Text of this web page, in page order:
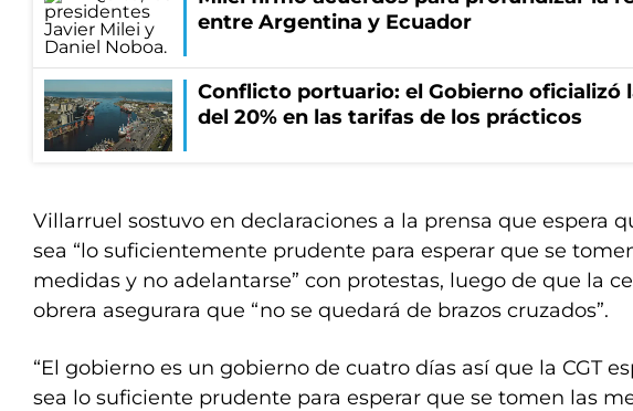
entre Argentina y Ecuador
Conflicto portuario: el Gobierno oficializó
del 20% en las tarifas de los prácticos
Villarruel sostuvo en declaraciones a la prensa que espera
sea “lo suficientemente prudente para esperar que se
medidas y no adelantarse” con protestas, luego de que la
obrera asegurara que “no se quedará de brazos cruzados”.
“El gobierno es un gobierno de cuatro días así que la CGT
sea lo suficiente prudente para esperar que se tomen las